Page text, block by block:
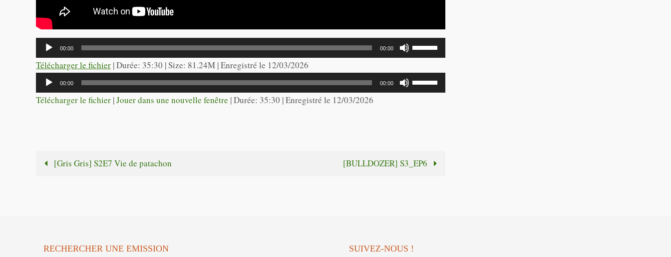
Lecteur
audio
00:00 00:00
Utilisez
les
flèches
le
Télécharger le fichier | Durée: 35:30 | Size: 81.24M | Enregistré le 12/03/2026
Lecteur
audio
00:00 00:00
Utilisez
les
ou
Télécharger le fichier |Jouer dans une nouvelle fenêtre |Durée: 35:30 |Enregistré le 12/03/2026
[Gris Gris] S2E7 Vie de patachon [BULLDOZER] S3_EP6
RECHERCHER UNE EMISSION SUIVEZ-NOUS !